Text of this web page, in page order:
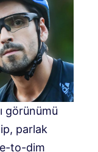
görünümü
parlak
to-dim